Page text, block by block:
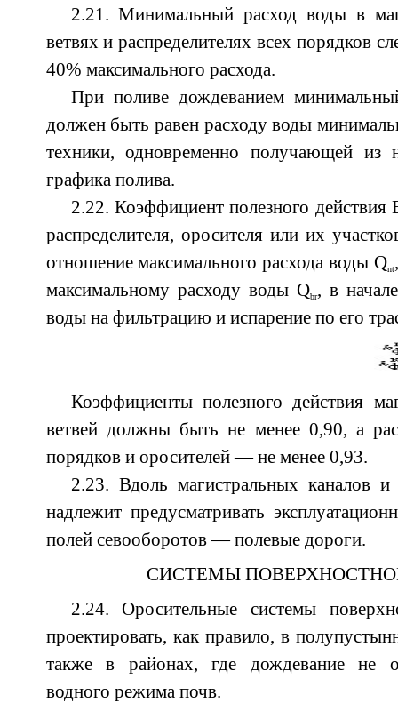
2.21. Минимальный расход воды в
ветвях и распределителях всех порядков
40% максимального расхода.
При поливе дождеванием
должен быть равен расходу воды
техники, одновременно получающей из
графика полива.
2.22. Коэффициент полезного действия
распределителя, оросителя или их
отношение максимального расхода воды Qnt
максимальному расходу воды Qbr, в
воды на фильтрацию и испарение по его
Коэффициенты полезного действия
ветвей должны быть не менее 0,90, а
порядков и оросителей — не менее 0,93.
2.23. Вдоль магистральных каналов
надлежит предусматривать
полей севооборотов — полевые дороги.
СИСТЕМЫ
2.24. Оросительные системы
проектировать, как правило, в
также в районах, где дождевание не
водного режима почв.